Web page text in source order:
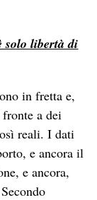
solo libertà di
in fretta e,
a dei
reali. I dati
e ancora il
e ancora,